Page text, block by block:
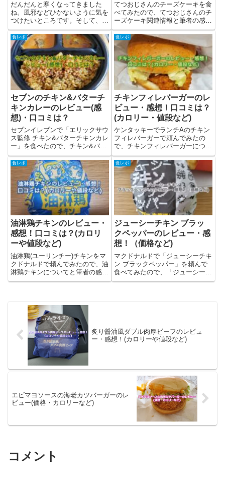
だんだんと寒くなってきました
ね。風邪などひかないように気を
つけたいところです。そして、毎
年のグラコロの季節がやってきま
した。去年もグラコロをいただき
ましたが今年はコク旨ビーフデミ
グラコロを食べたので、レビュー
と感想を書きました。いつものグ
ラ...
てつおじさんのチーズケーキを食
べてみたので、てつおじさんのチ
ーズケーキ関連情報と筆者の感
想・レビューを書きました。てつ
おじさんのチーズケーキって？
「てつおじさんのチーズケーキ」
は有限会社バランスが販売するチ
ーズケーキ。てつおじさんの店で
販売...
食レポ
セブンのチキン&バターチ
キンカレーのレビュー(感
想)・口コミは？
セブンイレブンで「エリックサウ
ス監修 チキン&バターチキンカレ
ー」を食べたので、チキン&バタ
ーチキンカレーについての情報ま
とめと、レビューを書きます。セ
ブンイレブンの「エリックサウス
監修 チキン&バターチキンカレ
ー」とは？セブンイレブンで現...
食レポ
チキンフィレバーガーのレ
ビュー・感想！口コミは？
(カロリー・値段など)
ケンタッキーでランチAのチキン
フィレバーガーで頼んでみたの
で、チキンフィレバーガーについ
てと筆者の感想・レビューを書き
ました。ランチAのチキンフィレ
バーガーとは？チキンフィレバー
ガーはケンタッキーで発売されて
いるハンバーガーです。ランチタ
イ...
食レポ
油淋鶏チキンのレビュー・
感想！口コミは？(カロリ
ーや値段など)
油淋鶏(ユーリンチー)チキンをマ
クドナルドで頼んでみたので、油
淋鶏チキンについてと筆者の感
想・レビューを書きました。個人
た！油淋鶏チキンって？油淋鶏チ
キンはマクドナルドで2023年2...
食レポ
ジューシーチキン ブラッ
クペッパーのレビュー・感
想！（価格など)
マクドナルドで「ジューシーチキ
ン ブラックペッパー」を頼んで
食べてみたので、「ジューシーチ
キン ブラックペッパー」につい
炙り醤油風ダブル肉厚ビーフのレビュ
ー・感想！(カロリーや値段など)
エビマヨソースの海老カツバーガーのレ
ビュー(価格・カロリーなど)
コメント